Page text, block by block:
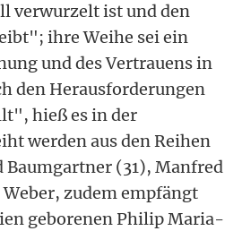
verwurzelt ist und den
ihre Weihe sei ein
und des Vertrauens in
den Herausforderungen
hieß es in der
werden aus den Reihen
Baumgartner (31), Manfred
zudem empfängt
geborenen Philip Maria-